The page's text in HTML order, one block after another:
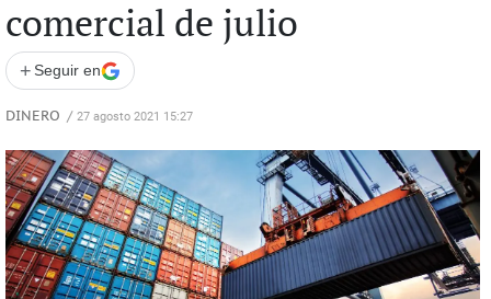
comercial de julio
+ Seguir en
DINERO / 27 agosto 2021 15:27